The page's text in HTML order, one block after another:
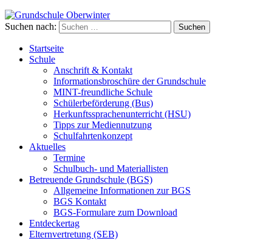
Grundschule Oberwinter
Suchen nach:
Startseite
Schule
Anschrift & Kontakt
Informationsbroschüre der Grundschule
MINT-freundliche Schule
Schülerbeförderung (Bus)
Herkunftssprachenunterricht (HSU)
Tipps zur Mediennutzung
Schulfahrtenkonzept
Aktuelles
Termine
Schulbuch- und Materiallisten
Betreuende Grundschule (BGS)
Allgemeine Informationen zur BGS
BGS Kontakt
BGS-Formulare zum Download
Entdeckertag
Elternvertretung (SEB)